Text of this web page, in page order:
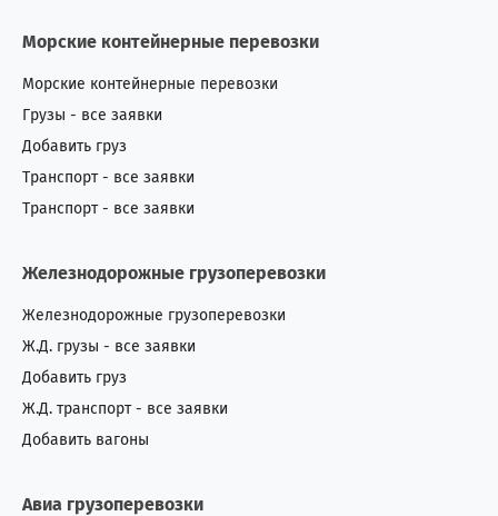
Морские контейнерные перевозки
Морские контейнерные перевозки
Грузы - все заявки
Добавить груз
Транспорт - все заявки
Транспорт - все заявки
Железнодорожные грузоперевозки
Железнодорожные грузоперевозки
Ж.Д. грузы - все заявки
Добавить груз
Ж.Д. транспорт - все заявки
Добавить вагоны
Авиа грузоперевозки